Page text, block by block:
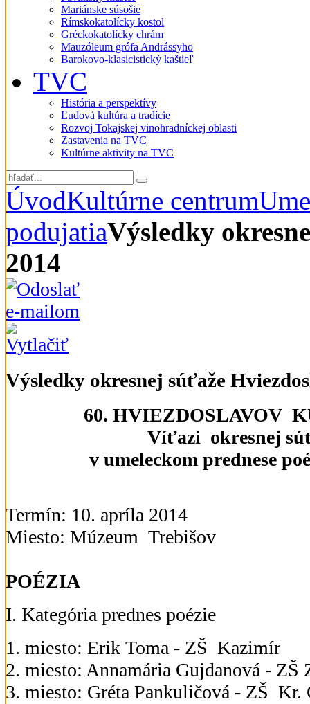
Mariánske súsošie
Rímskokatolícky kostol
Gréckokatolícky chrám
Mauzóleum grófa Andrássyho
Barokovo-klasicistický kaštieľ
TVC
História a perspektívy
Ľudová kultúra a tradície
Rozvoj Tokajskej vinohradníckej oblasti
Zastavenia na TVC
Kultúrne aktivity na TVC
ÚvodKultúrne centrum
podujatiaVýsledky
2014
Výsledky okresnej súťaže
60. HVIEZDOSLAVOV
Víťazi okresnej
v umeleckom prednese
Termín: 10. apríla 2014
Miesto: Múzeum Trebišov
POÉZIA
I. Kategória prednes poézie
1. miesto: Erik Toma - ZŠ Kazimír
2. miesto: Annamária Gujdanová - ZŠ
3. miesto: Gréta Pankuličová - ZŠ Kr.